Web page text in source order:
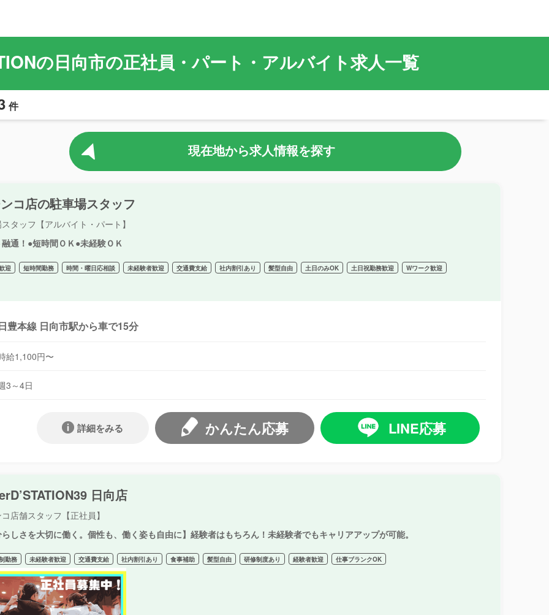
の日向市の正社員・パート・アルバイト求人一覧
件
現在地から求人情報を探す
コ店の駐車場スタッフ
タッフ【アルバイト・パート】
通！●短時間ＯＫ●未経験ＯＫ
迎 短時間勤務 時間・曜日応相談 未経験者歓迎 交通費支給 社内割引あり 髪型自由 土日のみOK 土日祝勤務歓迎 Wワーク歓迎
豊本線 日向市駅から車で15分
給1,100円〜
3～4日
LINE応募
かんたん応募
詳細をみる
日向店
店舗スタッフ【正社員】
しさを大切に働く。個性も、働く姿も自由に】経験者はもちろん！未経験者でもキャリアアップが可能。
勤務 未経験者歓迎 交通費支給 社内割引あり 食事補助 髪型自由 研修制度あり 経験者歓迎 仕事ブランクOK